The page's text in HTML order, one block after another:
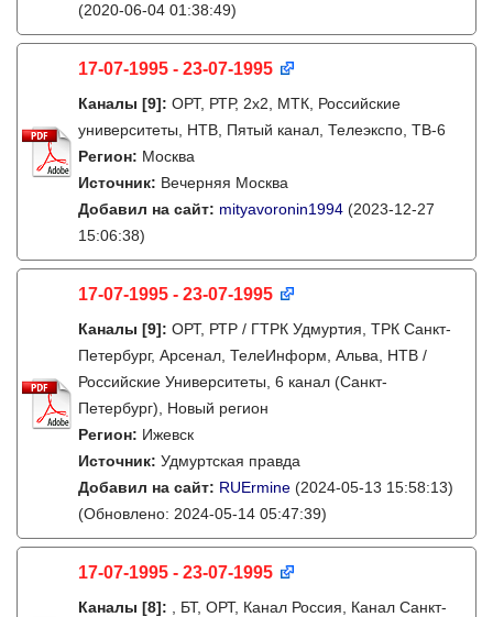
(2020-06-04 01:38:49)
17-07-1995 - 23-07-1995
Каналы [9]: ОРТ, РТР, 2х2, МТК, Российские
университеты, НТВ, Пятый канал, Телеэкспо, ТВ-6
Регион: Москва
Источник: Вечерняя Москва
Добавил на сайт: mityavoronin1994 (2023-12-27
15:06:38)
17-07-1995 - 23-07-1995
Каналы [9]: ОРТ, РТР / ГТРК Удмуртия, ТРК Санкт-
Петербург, Арсенал, ТелеИнформ, Альва, НТВ /
Российские Университеты, 6 канал (Санкт-
Петербург), Новый регион
Регион: Ижевск
Источник: Удмуртская правда
Добавил на сайт: RUErmine (2024-05-13 15:58:13)
(Обновлено: 2024-05-14 05:47:39)
17-07-1995 - 23-07-1995
Каналы [8]:
, БТ, ОРТ, Канал Россия, Канал Санкт-